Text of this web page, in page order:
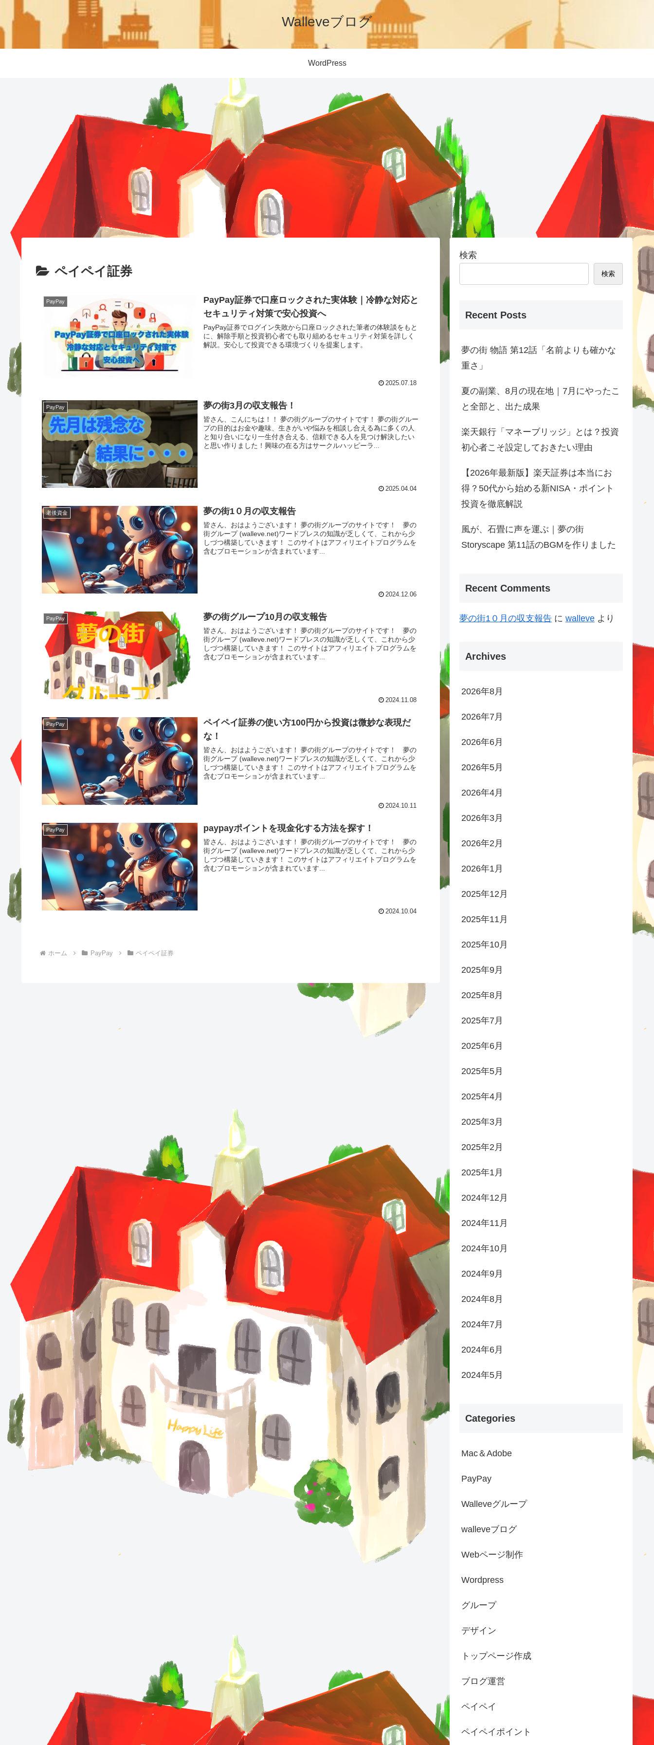
Walleveブログ
WordPress
ペイペイ証券
PayPay
PayPay証券で口座ロックされた実体験｜冷静な対応と
セキュリティ対策で安心投資へ
PayPay証券でログイン失敗から口座ロックされた筆者の体験談をもと
に、解除手順と投資初心者でも取り組めるセキュリティ対策を詳しく
解説。安心して投資できる環境づくりを提案します。
2025.07.18
PayPay 夢の街3月の収支報告！
皆さん、こんにちは！！ 夢の街グループのサイトです！ 夢の街グルー
プの目的はお金や趣味、生きがいや悩みを相談し合える為に多くの人
と知り合いになり一生付き合える、信頼できる人を見つけ解決したい
と思い作りました！興味の在る方はサークルハッピーラ...
2025.04.04
老後資金 夢の街1０月の収支報告
皆さん、おはようございます！ 夢の街グループのサイトです！ 夢の
街グループ (walleve.net)ワードプレスの知識が乏しくて、これから少
しづつ構築していきます！ このサイトはアフィリエイトプログラムを
含むプロモーションが含まれています...
2024.12.06
PayPay 夢の街グループ10月の収支報告
皆さん、おはようございます！ 夢の街グループのサイトです！ 夢の
街グループ (walleve.net)ワードプレスの知識が乏しくて、これから少
しづつ構築していきます！ このサイトはアフィリエイトプログラムを
含むプロモーションが含まれています...
2024.11.08
PayPay
ペイペイ証券の使い方100円から投資は微妙な表現だ
な！
皆さん、おはようございます！ 夢の街グループのサイトです！ 夢の
街グループ (walleve.net)ワードプレスの知識が乏しくて、これから少
しづつ構築していきます！ このサイトはアフィリエイトプログラムを
含むプロモーションが含まれています...
2024.10.11
PayPay paypayポイントを現金化する方法を探す！
皆さん、おはようございます！ 夢の街グループのサイトです！ 夢の
街グループ (walleve.net)ワードプレスの知識が乏しくて、これから少
しづつ構築していきます！ このサイトはアフィリエイトプログラムを
含むプロモーションが含まれています...
2024.10.04
ホーム PayPay ペイペイ証券
検索
検索
Recent Posts
夢の街 物語 第12話「名前よりも確かな
重さ」
夏の副業、8月の現在地｜7月にやったこ
と全部と、出た成果
楽天銀行「マネーブリッジ」とは？投資
初心者こそ設定しておきたい理由
【2026年最新版】楽天証券は本当にお
得？50代から始める新NISA・ポイント
投資を徹底解説
風が、石畳に声を運ぶ｜夢の街
Storyscape 第11話のBGMを作りました
Recent Comments
夢の街1０月の収支報告 に walleve より
Archives
2026年8月
2026年7月
2026年6月
2026年5月
2026年4月
2026年3月
2026年2月
2026年1月
2025年12月
2025年11月
2025年10月
2025年9月
2025年8月
2025年7月
2025年6月
2025年5月
2025年4月
2025年3月
2025年2月
2025年1月
2024年12月
2024年11月
2024年10月
2024年9月
2024年8月
2024年7月
2024年6月
2024年5月
Categories
Mac＆Adobe
PayPay
Walleveグループ
walleveブログ
Webページ制作
Wordpress
グループ
デザイン
トップページ作成
ブログ運営
ペイペイ
ペイペイポイント